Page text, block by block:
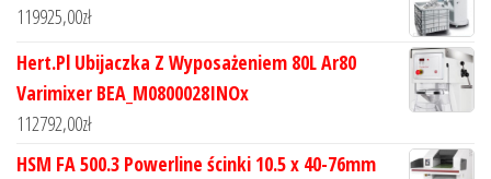
119925,00zł
Hert.Pl Ubijaczka Z Wyposażeniem 80L Ar80
Varimixer BEA_M0800028INOx
112792,00zł
HSM FA 500.3 Powerline ścinki 10.5 x 40-76mm